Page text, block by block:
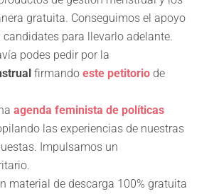
gratuita. Conseguimos el apoyo
candidates para llevarlo adelante.
podes pedir por la
firmando este petitorio de
agenda feminista de políticas
las experiencias de nuestras
Impulsamos un
material de descarga 100% gratuita